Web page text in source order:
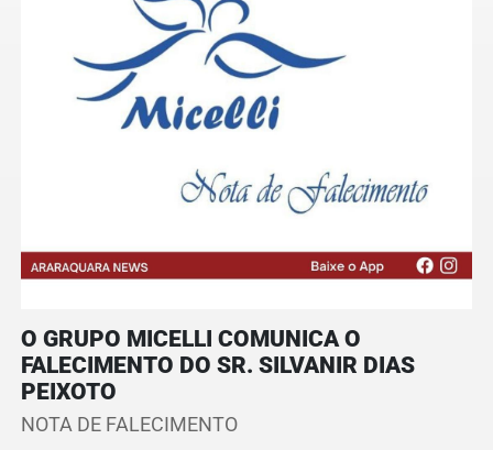
O GRUPO MICELLI COMUNICA O
FALECIMENTO DO SR. SILVANIR DIAS
PEIXOTO
NOTA DE FALECIMENTO